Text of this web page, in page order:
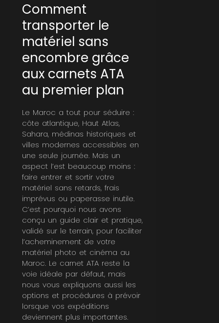
Comment
transporter le
matériel sans
encombre grâce
aux carnets ATA
au premier plan
Le Maroc a tout pour séduire :
côte atlantique, Haut Atlas,
Sahara, médinas historiques et
villes modernes accessibles en
une seule journée. Mais un
aspect l’est beaucoup moins :
faire entrer et sortir votre
matériel sans retards, frais
imprévus ou paperasse inutile.
C’est pourquoi nous avons
conçu un guide clair et pratique,
validé sur le terrain, pour faciliter
l’acheminement de votre
matériel photo et cinéma au
Maroc. Le carnet ATA reste la
voie idéale par défaut, mais
nous vous expliquons aussi les
options et procédures à prévoir
lorsque vos expéditions
deviennent plus importantes.